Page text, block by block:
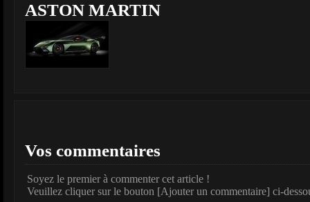
ASTON MARTIN
Vos commentaires
Soyez le premier à commenter cet article !
Veuillez cliquer sur le bouton [Ajouter un commentaire] ci-